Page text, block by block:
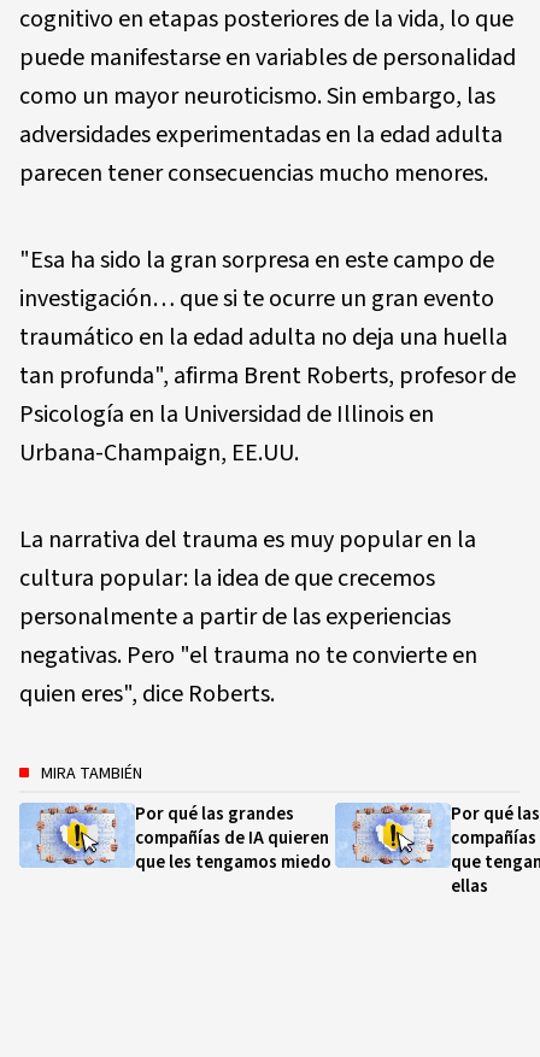
cognitivo en etapas posteriores de la vida, lo que
puede manifestarse en variables de personalidad
como un mayor neuroticismo. Sin embargo, las
adversidades experimentadas en la edad adulta
parecen tener consecuencias mucho menores.
"Esa ha sido la gran sorpresa en este campo de
investigación… que si te ocurre un gran evento
traumático en la edad adulta no deja una huella
tan profunda", afirma Brent Roberts, profesor de
Psicología en la Universidad de Illinois en
Urbana-Champaign, EE.UU.
La narrativa del trauma es muy popular en la
cultura popular: la idea de que crecemos
personalmente a partir de las experiencias
negativas. Pero "el trauma no te convierte en
quien eres", dice Roberts.
MIRA TAMBIÉN
Por qué las grandes
compañías de IA quieren
que les tengamos miedo
Por qué
que
ellas